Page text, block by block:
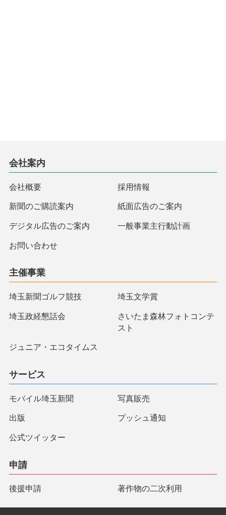
会社案内
会社概要 採用情報
新聞のご購読案内 紙面広告のご案内
デジタル広告のご案内 一般事業主行動計画
お問い合わせ
主催事業
埼玉新聞ゴルフ競技 埼玉文学賞
埼玉政経懇話会
さいたま森林フォトコンテ
スト
ジュニア・エコタイムス
サービス
モバイル埼玉新聞 写真販売
出版 プッシュ通知
公式ツイッター
申請
後援申請 著作物の二次利用